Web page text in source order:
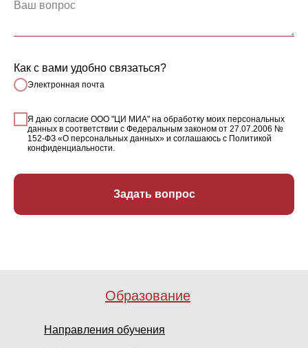
Как с вами удобно связаться?
Электронная почта
Я даю согласие ООО "ЦИ МИА" на обработку моих персональных
данных в соответствии с Федеральным законом от 27.07.2006 №
152-ФЗ «О персональных данных» и соглашаюсь с Политикой
конфиденциальности.
Задать вопрос
Образование
Направления обучения